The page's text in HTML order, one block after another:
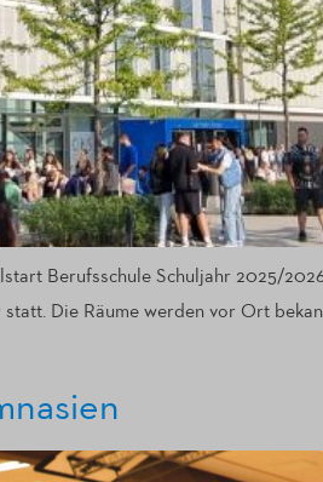
Berufsschule Schuljahr 2025/
Die Räume werden vor Ort